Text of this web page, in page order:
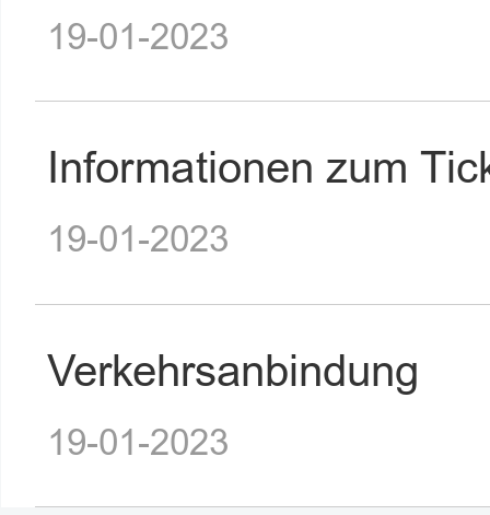
19-01-2023
Informationen zum
19-01-2023
Verkehrsanbindung
19-01-2023